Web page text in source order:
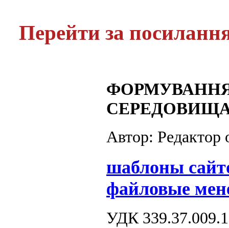
Перейти за
СЕРЕДОВИЩА
Автор: Редактор
шаблоны
файловые
УДК